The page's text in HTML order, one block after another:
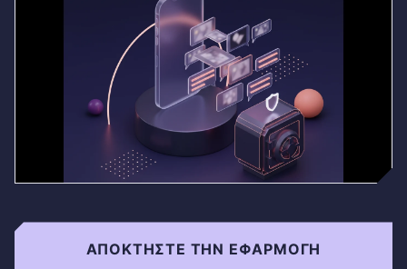
ΑΠΟΚΤΉΣΤΕ ΤΗΝ ΕΦΑΡΜΟΓΉ